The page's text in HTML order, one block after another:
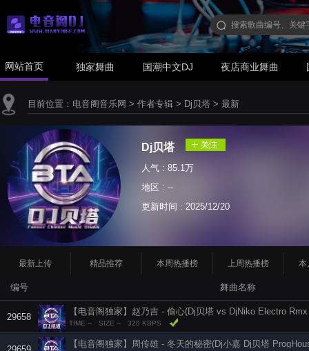
网站首页 独家舞曲 国潮中文DJ 夜店商业舞曲
目前位置： 电音阁音乐网 > 作者专辑 > Dj贝塔 > 最新
Dj贝塔
人气 : 85.1万
地区 : --
更新时间 : 2025/12/20
最新上传 精品推荐 本周热播榜 上周热播榜 本
编号 舞曲名称
29658
【电音阁独家】赵乃吉 - 偷心(Dj贝塔 vs DjNiko Electro
TIME -- SIZE -- 320 KBPS
【电音阁独家】周传雄 - 冬天的秘密(Dj小嘉 Dj贝塔